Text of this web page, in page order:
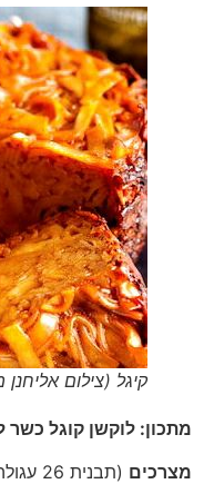
קיגל (צילום אליחנן
מתכון: לוקשן קוגל כשר
מצרכים(תבנית 26 עגולה גבוה או תבנית קוגלהוף)